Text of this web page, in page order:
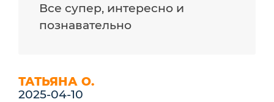
Все супер, интересно и
познавательно
ТАТЬЯНА О.
2025-04-10